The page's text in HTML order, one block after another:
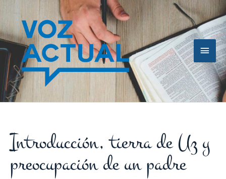
contenido
Introducción, tierra de Uz y
preocupación de un padre